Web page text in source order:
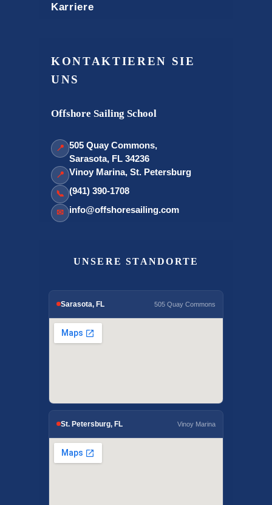
Karriere
KONTAKTIEREN SIE
UNS
Offshore Sailing School
📍 505 Quay Commons,
Sarasota, FL 34236
📍 Vinoy Marina, St. Petersburg
📞 (941) 390-1708
✉ info@offshoresailing.com
UNSERE STANDORTE
Sarasota, FL 505 Quay Commons
St. Petersburg, FL Vinoy Marina